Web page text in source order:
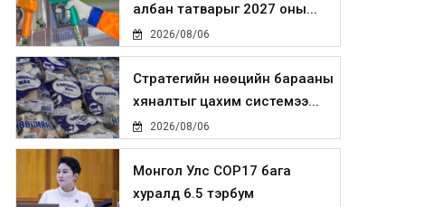
албан татварыг 2027 оны...
2026/08/06
Стратегийн нөөцийн барааны
хяналтыг цахим системээ...
2026/08/06
Монгол Улс COP17 бага
хуралд 6.5 тэрбум